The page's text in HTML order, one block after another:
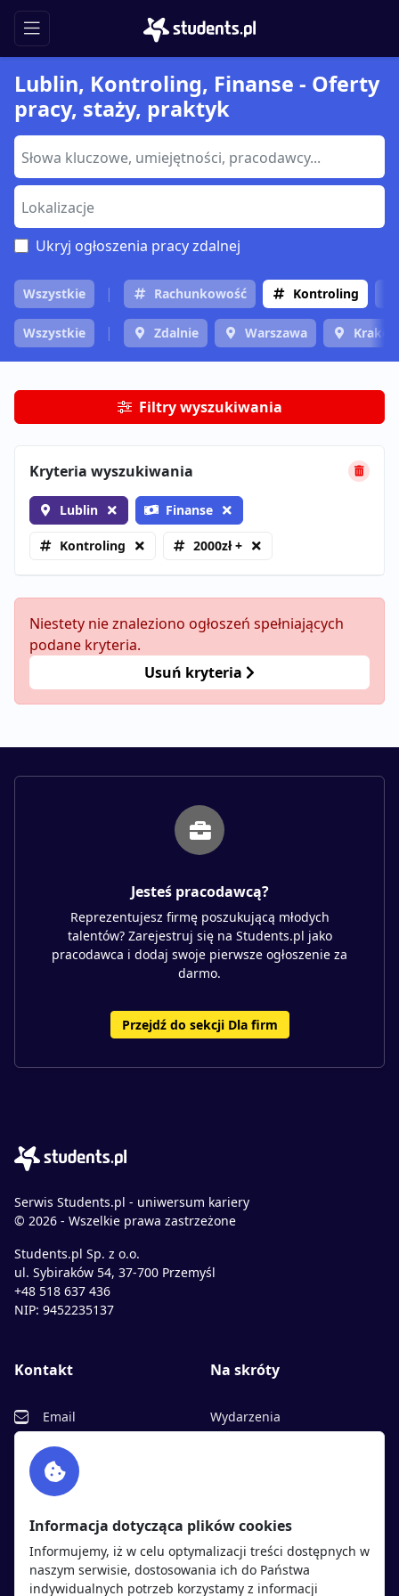
Lublin, Kontroling, Finanse - Oferty
pracy, staży, praktyk
Ukryj ogłoszenia pracy zdalnej
Wszystkie Rachunkowość Kontroling
Wszystkie Zdalnie Warszawa
Filtry wyszukiwania
Kryteria wyszukiwania
Lublin Finanse
Kontroling 2000zł +
Niestety nie znaleziono ogłoszeń spełniających
podane kryteria.
Usuń kryteria
Jesteś pracodawcą?
Reprezentujesz firmę poszukującą młodych
talentów? Zarejestruj się na Students.pl jako
pracodawca i dodaj swoje pierwsze ogłoszenie za
darmo.
Przejdź do sekcji Dla firm
Serwis Students.pl - uniwersum kariery
© 2026 - Wszelkie prawa zastrzeżone
Students.pl Sp. z o.o.
ul. Sybiraków 54, 37-700 Przemyśl
+48 518 637 436
NIP: 9452235137
Kontakt
Email
Facebook
Twitter
Na skróty
Wydarzenia
Polityka cookies
Polityka prywatności
Informacja dotycząca plików cookies
Informujemy, iż w celu optymalizacji treści dostępnych w
naszym serwisie, dostosowania ich do Państwa
indywidualnych potrzeb korzystamy z informacji